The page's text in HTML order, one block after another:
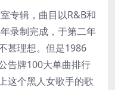
专辑，曲目以R&B和
录制完成，于第二年
甚理想。但是1986
告牌100大单曲排行
这个黑人女歌手的歌